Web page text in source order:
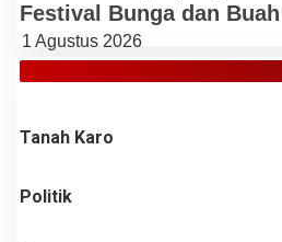
Festival Bunga dan
1 Agustus 2026
JELAJAH
Tanah Karo
Politik